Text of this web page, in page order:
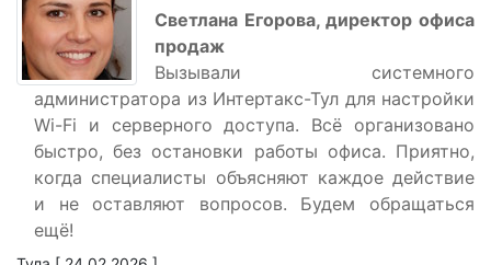
Светлана Егорова, директор офиса
продаж
Вызывали системного
администратора из Интертакс-Тул для настройки
Wi-Fi и серверного доступа. Всё организовано
быстро, без остановки работы офиса. Приятно,
когда специалисты объясняют каждое действие
и не оставляют вопросов. Будем обращаться
ещё!